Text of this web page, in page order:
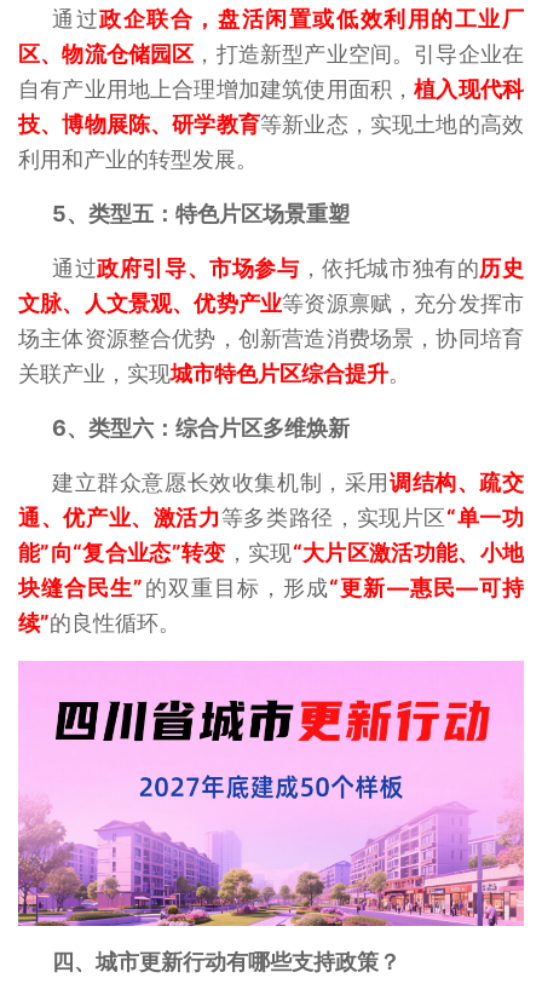
通过政企联合，盘活闲置或低效利用的工业厂
区、物流仓储园区 ，打造新型产业空间。引导企业在
自有产业用地上合理增加建筑使用面积，植入现代科
技、博物展陈、研学教育等新业态，实现土地的高效
利用和产业的转型发展。
5、 类型五：特色片区场景重塑
通过政府引导、市场参与 ，依托城市独有的历史
文脉、人文景观、优势产业等资源禀赋，充分发挥市
场主体资源整合优势，创新营造消费场景，协同培育
关联产业，实现城市特色片区综合提升。
6、 类型六：综合片区多维焕新
建立群众意愿长效收集机制，采用调结构、疏交
通、优产业、激活力等多类路径，实现片区“单一功
能”向“复合业态”转变 ，实现“大片区激活功能、小地
块缝合民生”的双重目标，形成“更新—惠民—可持
续”的良性循环。
四、城市更新行动有哪些支持政策？